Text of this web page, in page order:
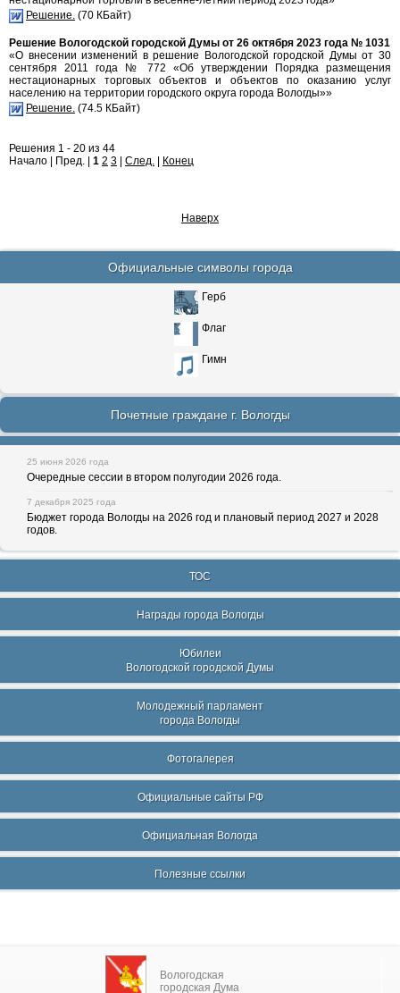
Решение. (70 КБайт)
Решение Вологодской городской Думы от 26 октября 2023 года № 1031
«О внесении изменений в решение Вологодской городской Думы от 30
сентября 2011 года № 772 «Об утверждении Порядка размещения
нестационарных торговых объектов и объектов по оказанию услуг
населению на территории городского округа города Вологды»»
Решение. (74.5 КБайт)
Решения 1 - 20 из 44
Начало | Пред. | 1 2 3 След. Конец
Наверх
Официальные символы города
Герб
Флаг
Гимн
Почетные граждане г. Вологды
25 июня 2026 года
Очередные сессии в втором полугодии 2026 года.
7 декабря 2025 года
Бюджет города Вологды на 2026 год и плановый период 2027 и 2028
годов.
ТОС
Награды города Вологды
Юбилеи
Вологодской городской Думы
Молодежный парламент
города Вологды
Фотогалерея
Официальные сайты РФ
Официальная Вологда
Полезные ссылки
Вологодская
городская Дума